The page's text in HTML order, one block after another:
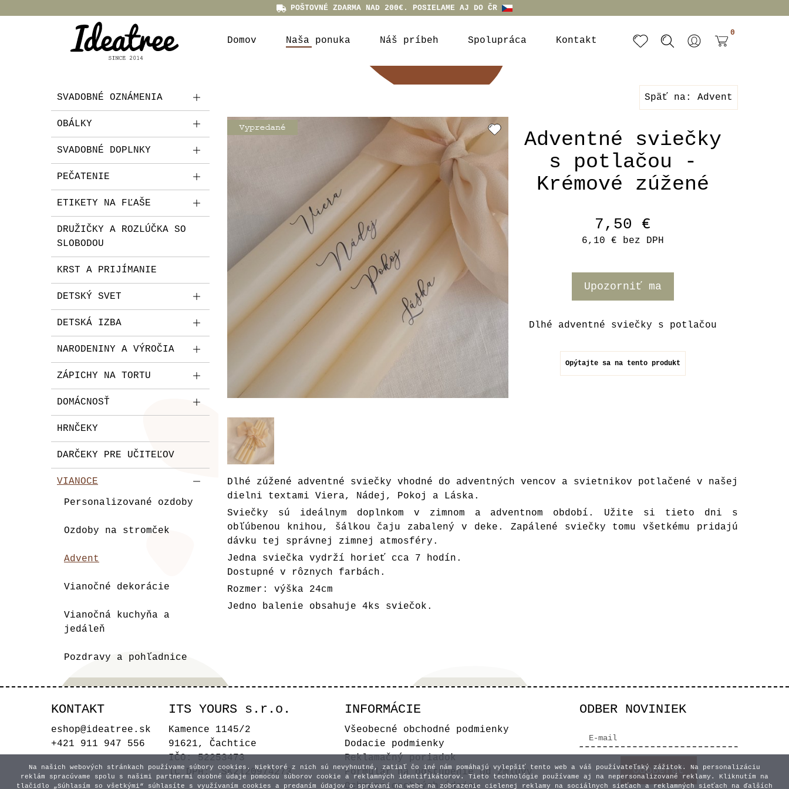
POŠTOVNÉ ZDARMA NAD 200€. POSIELAME AJ DO ČR
Domov Naša ponuka Náš príbeh Spolupráca Kontakt
0
SVADOBNÉ OZNÁMENIA
OBÁLKY
SVADOBNÉ DOPLNKY
PEČATENIE
ETIKETY NA FĽAŠE
DRUŽIČKY A ROZLÚČKA SO
SLOBODOU
KRST A PRIJÍMANIE
DETSKÝ SVET
DETSKÁ IZBA
NARODENINY A VÝROČIA
ZÁPICHY NA TORTU
DOMÁCNOSŤ
HRNČEKY
DARČEKY PRE UČITEĽOV
VIANOCE
Personalizované ozdoby
Ozdoby na stromček
Advent
Vianočné dekorácie
Vianočná kuchyňa a
jedáleň
Pozdravy a pohľadnice
Späť na: Advent
Adventné sviečky
s potlačou -
Krémové zúžené
7,50 €
6,10 € bez DPH
Upozorniť ma
Dlhé adventné sviečky s potlačou
Opýtajte sa na tento produkt
Dlhé zúžené adventné sviečky vhodné do adventných vencov a svietnikov potlačené v našej
dielni textami Viera, Nádej, Pokoj a Láska.
Sviečky sú ideálnym doplnkom v zimnom a adventnom období. Užite si tieto dni s
obľúbenou knihou, šálkou čaju zabalený v deke. Zapálené sviečky tomu všetkému pridajú
dávku tej správnej zimnej atmosféry.
Jedna sviečka vydrží horieť cca 7 hodín.
Dostupné v rôznych farbách.
Rozmer: výška 24cm
Jedno balenie obsahuje 4ks sviečok.
KONTAKT
eshop@ideatree.sk
+421 911 947 556
ITS YOURS s.r.o.
Kamence 1145/2
91621, Čachtice
IČO: 52253473
IČ DPH: SK2120974273
INFORMÁCIE
Všeobecné obchodné podmienky
Dodacie podmienky
Reklamačný poriadok
Formulár na odstúpenie od zmluvy
Ochrana osobných údajov
ODBER NOVINIEK
Na našich webových stránkach používame súbory cookies. Niektoré z nich sú nevyhnutné, zatiaľ čo iné nám pomáhajú vylepšiť tento web a váš používateľský zážitok. Na personalizáciu
reklám spracúvame spolu s našimi partnermi osobné údaje pomocou súborov cookie a reklamných identifikátorov. Tieto technológie používame aj na nepersonalizované reklamy. Kliknutím na
tlačidlo „Súhlasím so všetkými“ súhlasíte s využívaním cookies a predaním údajov o správaní na webe na zobrazenie cielenej reklamy na sociálnych sieťach a reklamných sieťach na ďalších